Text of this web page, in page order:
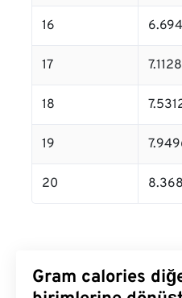
16
17
18
19
20
Gram calories